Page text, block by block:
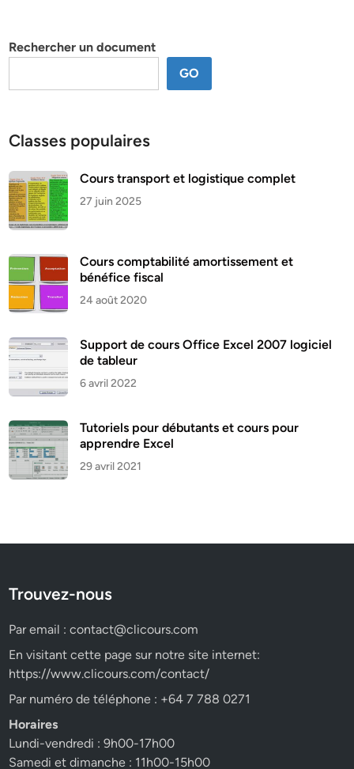
Rechercher un document
GO
Classes populaires
Cours transport et logistique complet
27 juin 2025
Cours comptabilité amortissement et
bénéfice fiscal
24 août 2020
Support de cours Office Excel 2007 logiciel
de tableur
6 avril 2022
Tutoriels pour débutants et cours pour
apprendre Excel
29 avril 2021
Trouvez-nous
Par email :contact@clicours.com
En visitant cette page sur notre site internet:
https://www.clicours.com/contact/
Par numéro de téléphone : +64 7 788 0271
Horaires
Lundi-vendredi : 9h00-17h00
Samedi et dimanche : 11h00-15h00